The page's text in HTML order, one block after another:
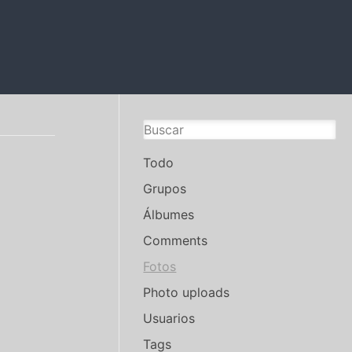
Todo
Grupos
Álbumes
Comments
Fotos
Photo uploads
Usuarios
Tags